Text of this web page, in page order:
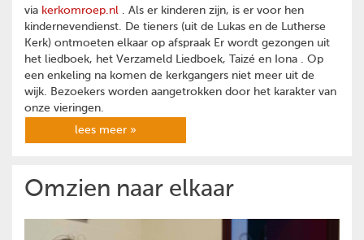
via kerkomroep.nl . Als er kinderen zijn, is er voor hen
kindernevendienst. De tieners (uit de Lukas en de Lutherse
Kerk) ontmoeten elkaar op afspraak Er wordt gezongen uit
het liedboek, het Verzameld Liedboek, Taizé en Iona . Op
een enkeling na komen de kerkgangers niet meer uit de
wijk. Bezoekers worden aangetrokken door het karakter van
onze vieringen.
lees meer »
Omzien naar elkaar